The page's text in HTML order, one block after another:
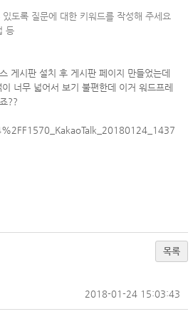
도록 질문에 대한 키워드를 작성해 주세요
등
게시판 설치 후 게시판 페이지 만들었는데
너무 넓어서 보기 불편한데 이거 워드프레
??
목록
2018-01-24 15:03:43